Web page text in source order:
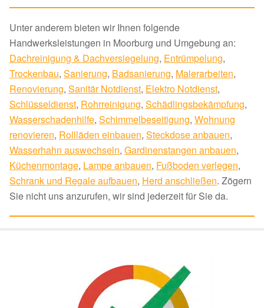
Unter anderem bieten wir Ihnen folgende
Handwerksleistungen in Moorburg und Umgebung an:
Dachreinigung & Dachversiegelung, Entrümpelung,
Trockenbau, Sanierung, Badsanierung, Malerarbeiten,
Renovierung, Sanitär Notdienst, Elektro Notdienst,
Schlüsseldienst, Rohrreinigung, Schädlingsbekämpfung,
Wasserschadenhilfe, Schimmelbeseitigung, Wohnung
renovieren, Rollläden einbauen, Steckdose anbauen,
Wasserhahn auswechseln, Gardinenstangen anbauen,
Küchenmontage, Lampe anbauen, Fußboden verlegen,
Schrank und Regale aufbauen, Herd anschließen. Zögern
Sie nicht uns anzurufen, wir sind jederzeit für Sie da.